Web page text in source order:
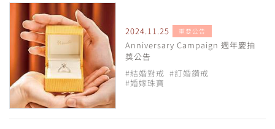
2024.11.25 重要公告
Anniversary Campaign 週年慶抽
獎公告
#結婚對戒 #訂婚鑽戒
#婚嫁珠寶